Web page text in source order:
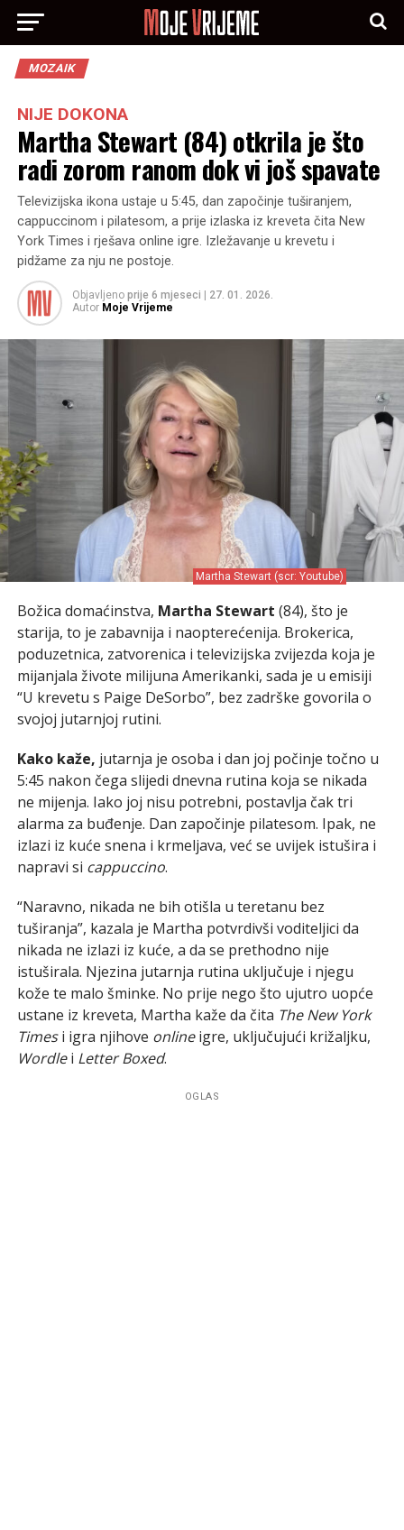
MOZAIK
NIJE DOKONA
Martha Stewart (84) otkrila je što
radi zorom ranom dok vi još spavate
Televizijska ikona ustaje u 5:45, dan započinje tuširanjem,
cappuccinom i pilatesom, a prije izlaska iz kreveta čita New
York Times i rješava online igre. Izležavanje u krevetu i
pidžame za nju ne postoje.
Objavljeno prije 6 mjeseci
27. 01. 2026.
Autor Moje Vrijeme
Martha Stewart (scr: Youtube)
Božica domaćinstva, Martha Stewart (84), što je
starija, to je zabavnija i naopterećenija. Brokerica,
poduzetnica, zatvorenica i televizijska zvijezda koja je
mijanjala živote milijuna Amerikanki, sada je u emisiji
“U krevetu s Paige DeSorbo”, bez zadrške govorila o
svojoj jutarnjoj rutini.
Kako kaže, jutarnja je osoba i dan joj počinje točno u
5:45 nakon čega slijedi dnevna rutina koja se nikada
ne mijenja. Iako joj nisu potrebni, postavlja čak tri
alarma za buđenje. Dan započinje pilatesom. Ipak, ne
izlazi iz kuće snena i krmeljava, već se uvijek istušira i
napravi si cappuccino.
“Naravno, nikada ne bih otišla u teretanu bez
tuširanja”, kazala je Martha potvrdivši voditeljici da
nikada ne izlazi iz kuće, a da se prethodno nije
istuširala. Njezina jutarnja rutina uključuje i njegu
kože te malo šminke. No prije nego što ujutro uopće
ustane iz kreveta, Martha kaže da čita The New York
Timesi igra njihove onlineigre, uključujući križaljku,
Wordlei Letter Boxed.
OGLAS